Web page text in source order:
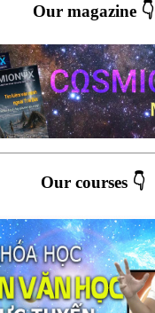
Our magazine 👇
Our courses 👇